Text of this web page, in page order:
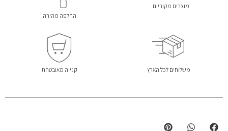
מוצרים מקוריים
החלפה מהירה
משלוחים לכל הארץ קנייה מאובטחת